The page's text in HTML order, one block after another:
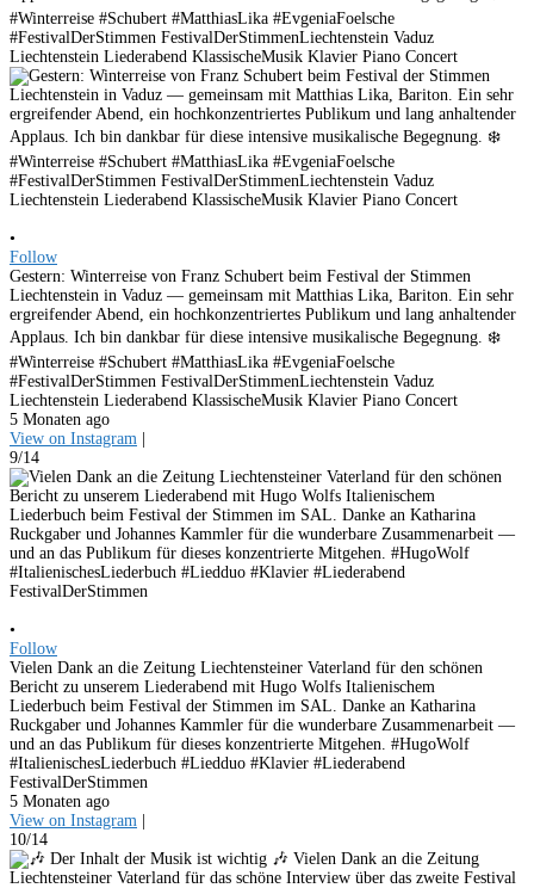
•
Follow
Gestern: Winterreise von Franz Schubert beim Festival der Stimmen
Liechtenstein in Vaduz — gemeinsam mit Matthias Lika, Bariton. Ein sehr
ergreifender Abend, ein hochkonzentriertes Publikum und lang anhaltender
Applaus. Ich bin dankbar für diese intensive musikalische Begegnung. ❄️
#Winterreise #Schubert #MatthiasLika #EvgeniaFoelsche
#FestivalDerStimmen FestivalDerStimmenLiechtenstein Vaduz
Liechtenstein Liederabend KlassischeMusik Klavier Piano Concert
5 Monaten ago
View on Instagram
9/14
•
Follow
Vielen Dank an die Zeitung Liechtensteiner Vaterland für den schönen
Bericht zu unserem Liederabend mit Hugo Wolfs Italienischem
Liederbuch beim Festival der Stimmen im SAL. Danke an Katharina
Ruckgaber und Johannes Kammler für die wunderbare Zusammenarbeit —
und an das Publikum für dieses konzentrierte Mitgehen. #HugoWolf
#ItalienischesLiederbuch #Liedduo #Klavier #Liederabend
FestivalDerStimmen
5 Monaten ago
View on Instagram
10/14